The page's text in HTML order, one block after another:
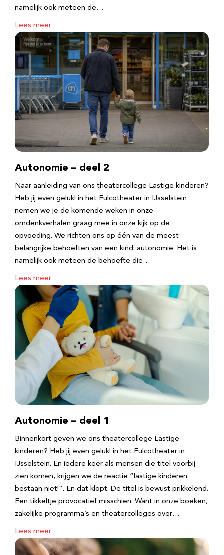
namelijk ook meteen de…
Lees meer
Autonomie – deel 2
Naar aanleiding van ons theatercollege Lastige kinderen?
Heb jij even geluk! in het Fulcotheater in IJsselstein
nemen we je de komende weken in onze
omdenkverhalen graag mee in onze kijk op de
opvoeding. We richten ons op één van de meest
belangrijke behoeften van een kind: autonomie. Het is
namelijk ook meteen de behoefte die…
Lees meer
Autonomie – deel 1
Binnenkort geven we ons theatercollege Lastige
kinderen? Heb jij even geluk! in het Fulcotheater in
IJsselstein. En iedere keer als mensen die titel voorbij
zien komen, krijgen we de reactie “lastige kinderen
bestaan niet!”. En dat klopt. De titel is bewust prikkelend.
Een tikkeltje provocatief misschien. Want in onze boeken,
zakelijke programma’s en theatercolleges over…
Lees meer